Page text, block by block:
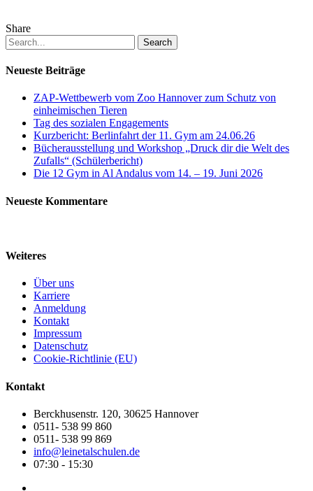
Share
Search
Neueste Beiträge
ZAP-Wettbewerb vom Zoo Hannover zum Schutz von
einheimischen Tieren
Tag des sozialen Engagements
Kurzbericht: Berlinfahrt der 11. Gym am 24.06.26
Bücherausstellung und Workshop „Druck dir die Welt des
Zufalls“ (Schülerbericht)
Die 12 Gym in Al Andalus vom 14. – 19. Juni 2026
Neueste Kommentare
Weiteres
Über uns
Karriere
Anmeldung
Kontakt
Impressum
Datenschutz
Cookie-Richtlinie (EU)
Kontakt
Berckhusenstr. 120, 30625 Hannover
0511- 538 99 860
0511- 538 99 869
info@leinetalschulen.de
07:30 - 15:30